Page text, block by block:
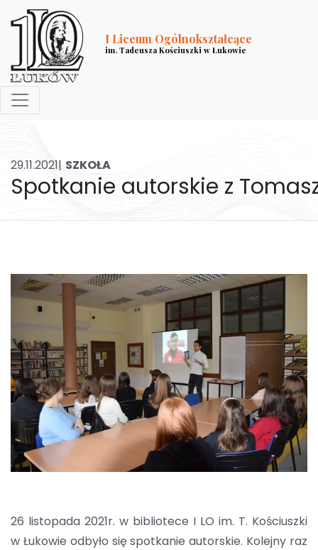
I Liceum Ogólnokształcące
im. Tadeusza Kościuszki w Łukowie
29.11.2021| SZKOŁA
Spotkanie autorskie z
26 listopada 2021r. w bibliotece I LO im. T. Kościuszki
w Łukowie odbyło się spotkanie autorskie. Kolejny raz